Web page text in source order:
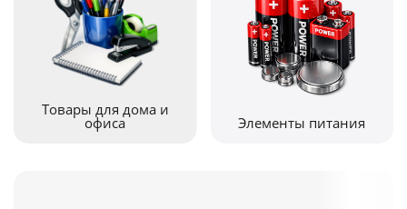
Товары для дома и
офиса Элементы питания